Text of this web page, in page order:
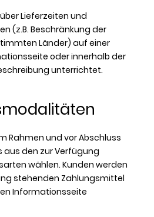
Lieferzeiten und
(z.B. Beschränkung der
Länder) auf einer
oder innerhalb der
unterrichtet.
Rahmen und vor Abschluss
aus den zur Verfügung
wählen. Kunden werden
stehenden Zahlungsmittel
Informationsseite